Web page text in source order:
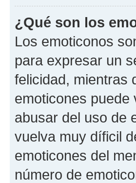
¿Qué son los
Los emoticonos
para expresar un
felicidad, mientras
emoticones puede
abusar del uso de
vuelva muy díficil
emoticones del
número de